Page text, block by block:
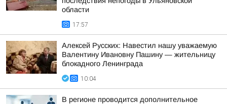
области
17:57
Алексей Русских: Навестил нашу уважаемую
Валентину Ивановну Пашину — жительницу
блокадного Ленинграда
10:04
В регионе проводится дополнительное